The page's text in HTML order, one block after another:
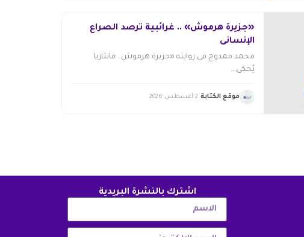
«جزيرة هرموش» .. غرائبية ترصد الصراع
الإنسانى
محمد ممدوح فى روايته «جزيرة هرموش.. فانتازيا
يُحكى...
موقع الكتابة 2 أغسطس 2026
اشترك بالنشرة البريدية